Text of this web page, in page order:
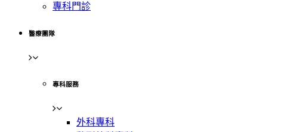
專科門診
醫療團隊
專科服務
外科專科